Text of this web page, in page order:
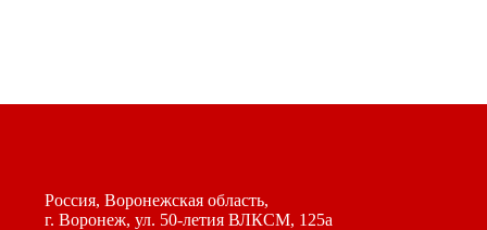
Россия, Воронежская область,
г. Воронеж, ул. 50-летия ВЛКСМ, 125а